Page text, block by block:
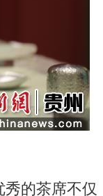
的茶席不仅